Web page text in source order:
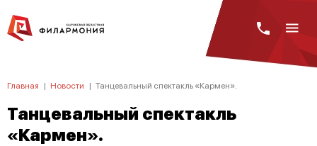
Главная | Новости | Танцевальный спектакль «Кармен».
Танцевальный спектакль
«Кармен».